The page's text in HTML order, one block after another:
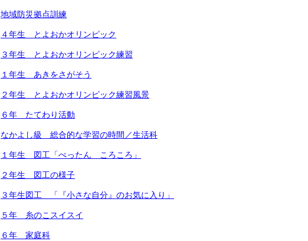
地域防災拠点訓練
４年生 とよおかオリンピック
３年生 とよおかオリンピック練習
１年生 あきをさがそう
２年生 とよおかオリンピック練習風景
６年 たてわり活動
なかよし級 総合的な学習の時間／生活科
１年生 図工「ぺったん ころころ」
２年生 図工の様子
３年生図工 「『小さな自分』のお気に入り」
５年 糸のこスイスイ
６年 家庭科